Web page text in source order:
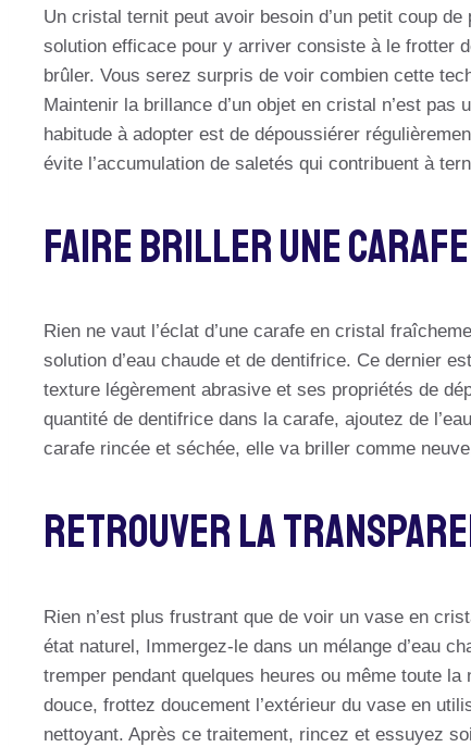
Un cristal ternit peut avoir besoin d’un petit coup
solution efficace pour y arriver consiste à le frotter
brûler. Vous serez surpris de voir combien cette
Maintenir la brillance d’un objet en cristal n’est
habitude à adopter est de dépoussiérer
évite l’accumulation de saletés qui contribuent à
Faire Briller Une
Rien ne vaut l’éclat d’une carafe en cristal
solution d’eau chaude et de dentifrice. Ce dernier
texture légèrement abrasive et ses propriétés de
quantité de dentifrice dans la carafe, ajoutez de
carafe rincée et séchée, elle va briller comme
Retrouver La
Rien n’est plus frustrant que de voir un vase en
état naturel, Immergez-le dans un mélange d’eau
tremper pendant quelques heures ou même toute
douce, frottez doucement l’extérieur du vase en
nettoyant. Après ce traitement, rincez et essuyez